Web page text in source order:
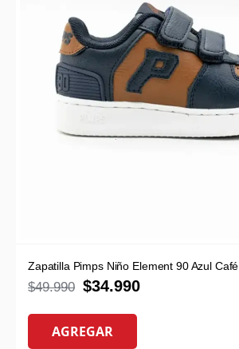
Zapatilla Pimps Niño Element 90 Azul Café
$49.990 $34.990
AGREGAR